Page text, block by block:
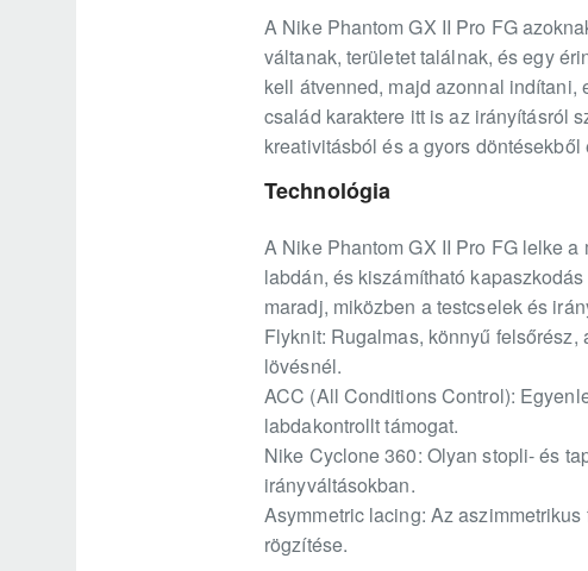
A Nike Phantom GX II Pro FG
váltanak, területet találnak, és egy
kell átvenned, majd azonnal indítani,
család karaktere itt is az irányításról
kreativitásból és a gyors
Technológia
A Nike Phantom GX II Pro FG lelke
labdán, és kiszámítható
maradj, miközben a testcselek és
Flyknit: Rugalmas, könnyű
lövésnél.
ACC (All Conditions Control):
labdakontrollt támogat.
Nike Cyclone 360: Olyan stopli- és
irányváltásokban.
Asymmetric lacing: Az
rögzítése.